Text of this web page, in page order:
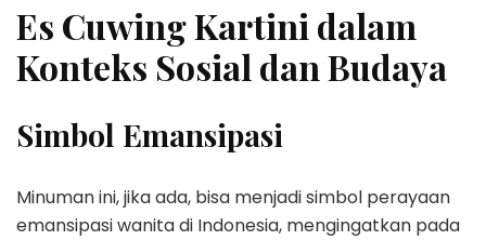
Es Cuwing Kartini dalam
Konteks Sosial dan Budaya
Simbol Emansipasi
Minuman ini, jika ada, bisa menjadi simbol perayaan
emansipasi wanita di Indonesia, mengingatkan pada